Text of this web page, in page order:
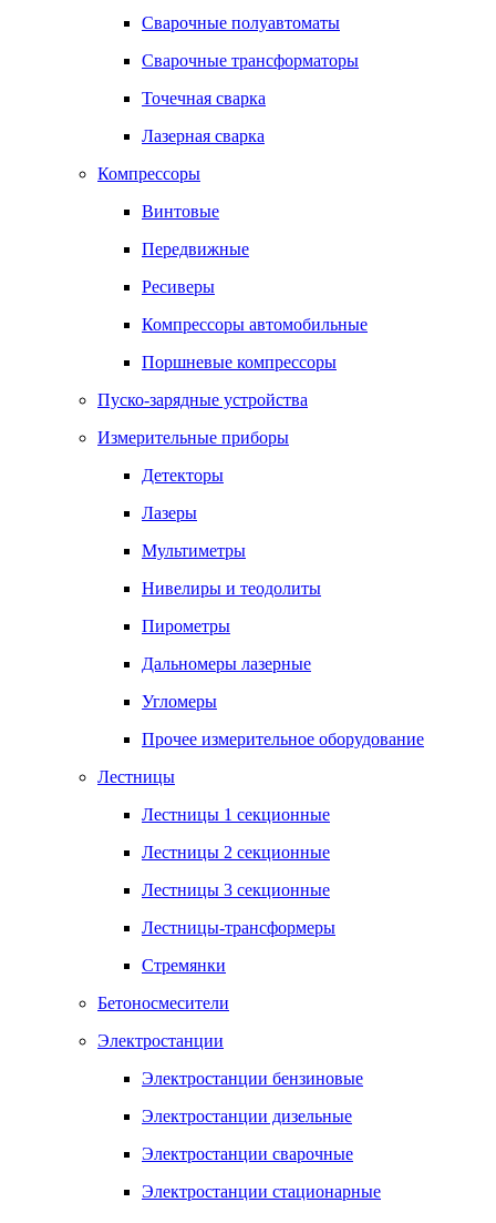
Сварочные полуавтоматы
Сварочные трансформаторы
Точечная сварка
Лазерная сварка
Компрессоры
Винтовые
Передвижные
Ресиверы
Компрессоры автомобильные
Поршневые компрессоры
Пуско-зарядные устройства
Измерительные приборы
Детекторы
Лазеры
Мультиметры
Нивелиры и теодолиты
Пирометры
Дальномеры лазерные
Угломеры
Прочее измерительное оборудование
Лестницы
Лестницы 1 секционные
Лестницы 2 секционные
Лестницы 3 секционные
Лестницы-трансформеры
Стремянки
Бетоносмесители
Электростанции
Электростанции бензиновые
Электростанции дизельные
Электростанции сварочные
Электростанции стационарные